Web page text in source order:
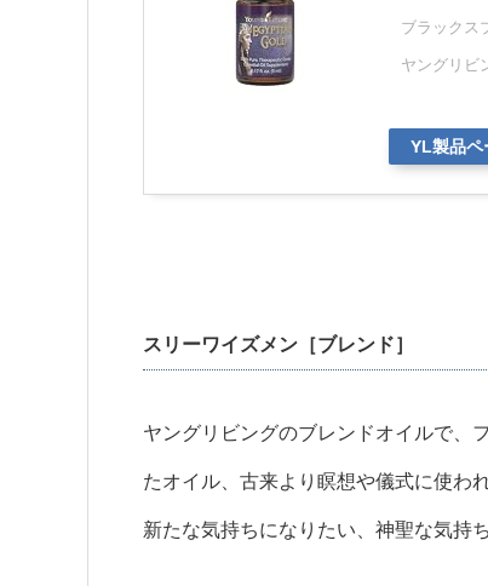
ブラックス
ヤングリビ
YL製品ペ
スリーワイズメン［ブレンド］
ヤングリビングのブレンドオイルで、
たオイル、古来より瞑想や儀式に使わ
新たな気持ちになりたい、神聖な気持